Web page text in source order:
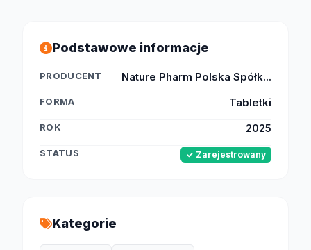
Podstawowe informacje
PRODUCENT Nature Pharm Polska Spółk...
FORMA Tabletki
ROK 2025
STATUS ✓ Zarejestrowany
Kategorie